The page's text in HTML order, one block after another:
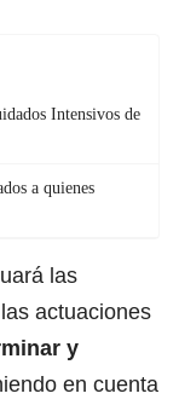
Intensivos de
a quienes
las
actuaciones
y
en cuenta